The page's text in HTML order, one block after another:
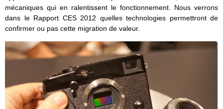
mécaniques qui en ralentissent le fonctionnement. Nous verrons
dans le Rapport CES 2012 quelles technologies permettront de
confirmer ou pas cette migration de valeur.